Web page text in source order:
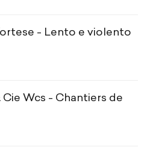
- Lento e violento
Cie Wcs - Chantiers de